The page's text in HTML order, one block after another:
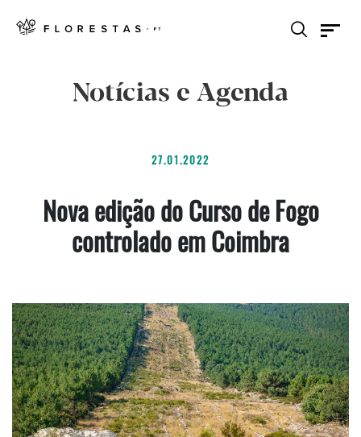
Notícias e Agenda
27.01.2022
Nova edição do Curso de Fogo
controlado em Coimbra